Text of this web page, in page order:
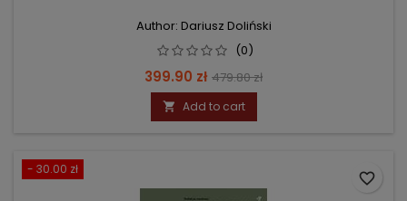
Author: Dariusz Doliński
(0)
Price
399.90 zł Regular
price
479.80 zł
 Add to cart
- 30.00 zł
favorite_border